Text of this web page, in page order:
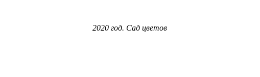
2020 год. Сад цветов